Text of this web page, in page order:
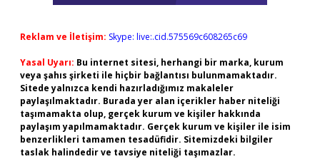
Reklam ve İletişim: Skype: live:.cid.575569c608265c69
Yasal Uyarı: Bu internet sitesi, herhangi bir marka, kurum
veya şahıs şirketi ile hiçbir bağlantısı bulunmamaktadır.
Sitede yalnızca kendi hazırladığımız makaleler
paylaşılmaktadır. Burada yer alan içerikler haber niteliği
taşımamakta olup, gerçek kurum ve kişiler hakkında
paylaşım yapılmamaktadır. Gerçek kurum ve kişiler ile isim
benzerlikleri tamamen tesadüfidir. Sitemizdeki bilgiler
taslak halindedir ve tavsiye niteliği taşımazlar.